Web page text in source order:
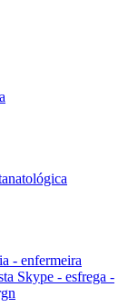
- enfermeira
Skype - esfrega -